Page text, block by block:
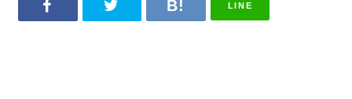
LINE